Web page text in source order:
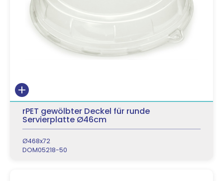
rPET gewölbter Deckel für runde
Servierplatte Ø46cm
Ø468x72
DOM05218-50